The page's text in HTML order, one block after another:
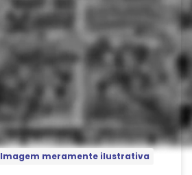
Imagem meramente ilustrativa